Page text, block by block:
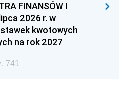
FINANSÓW I
2026 r. w
kwotowych
na rok 2027
741